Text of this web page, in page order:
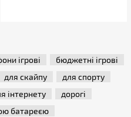
ігрові
бюджетні ігрові
для скайпу
для спорту
інтернету
дорогі
батареєю